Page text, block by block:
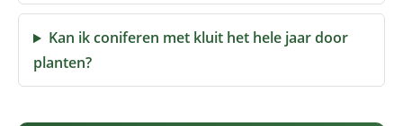
Kan ik coniferen met kluit het hele jaar door
planten?